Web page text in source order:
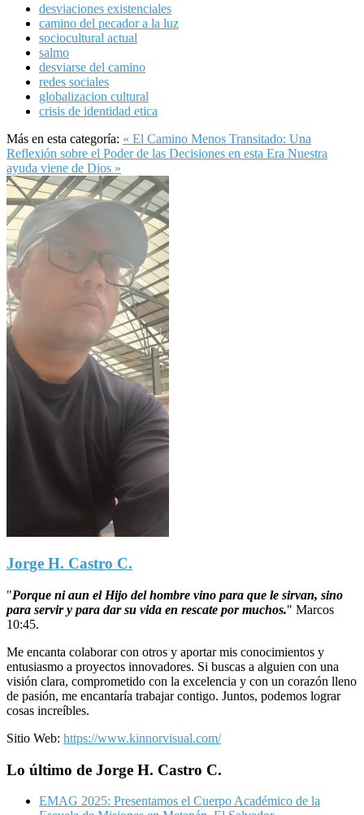
desviaciones existenciales
camino del pecador a la luz
sociocultural actual
salmo
desviarse del camino
redes sociales
globalizacion cultural
crisis de identidad etica
Más en esta categoría: « El Camino Menos Transitado: Una
Reflexión sobre el Poder de las Decisiones en esta Era Nuestra
ayuda viene de Dios »
Jorge H. Castro C.
"Porque ni aun el Hijo del hombre vino para que le sirvan, sino
para servir y para dar su vida en rescate por muchos." Marcos
10:45.
Me encanta colaborar con otros y aportar mis conocimientos y
entusiasmo a proyectos innovadores. Si buscas a alguien con una
visión clara, comprometido con la excelencia y con un corazón lleno
de pasión, me encantaría trabajar contigo. Juntos, podemos lograr
cosas increíbles.
Sitio Web: https://www.kinnorvisual.com/
Lo último de Jorge H. Castro C.
EMAG 2025: Presentamos el Cuerpo Académico de la